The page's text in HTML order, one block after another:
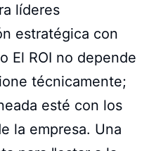
líderes
estratégica con
El ROI no depende
técnicamente;
esté con los
la empresa. Una